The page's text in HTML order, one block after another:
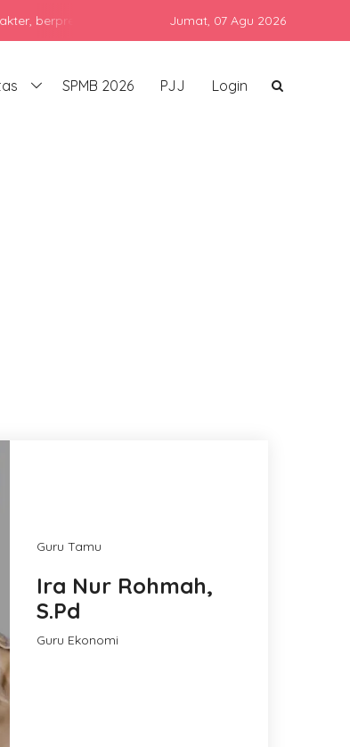
dan siap bersaing di era global dengan
Jumat, 07 Agu 2026
SPMB 2026 PJJ Login
Guru Tamu
Ira Nur Rohmah,
S.Pd
Guru Ekonomi